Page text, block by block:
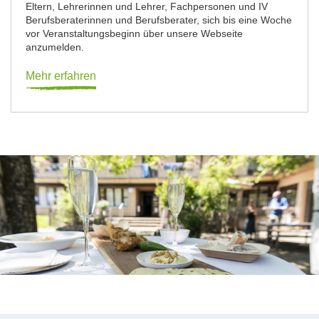
Eltern, Lehrerinnen und Lehrer, Fachpersonen und IV
Berufsberaterinnen und Berufsberater, sich bis eine Woche
vor Veranstaltungsbeginn über unsere Webseite
anzumelden.
Mehr erfahren